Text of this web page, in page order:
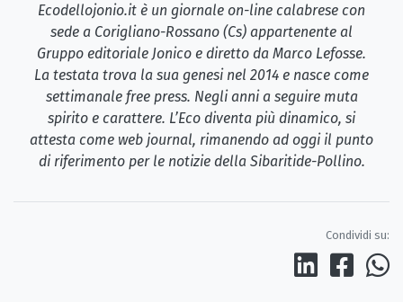
Ecodellojonio.it è un giornale on-line calabrese con
sede a Corigliano-Rossano (Cs) appartenente al
Gruppo editoriale Jonico e diretto da Marco Lefosse.
La testata trova la sua genesi nel 2014 e nasce come
settimanale free press. Negli anni a seguire muta
spirito e carattere. L’Eco diventa più dinamico, si
attesta come web journal, rimanendo ad oggi il punto
di riferimento per le notizie della Sibaritide-Pollino.
Condividi su: